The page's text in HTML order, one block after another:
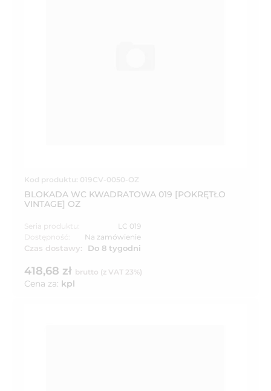
Kod produktu: 019CV-0050-OZ
BLOKADA WC KWADRATOWA 019 [POKRĘTŁO
VINTAGE] OZ
Seria produktu:
LC 019
Dostępność:
Na zamówienie
Czas dostawy: Do 8 tygodni
418,68 zł brutto (z VAT 23%)
Cena za: kpl